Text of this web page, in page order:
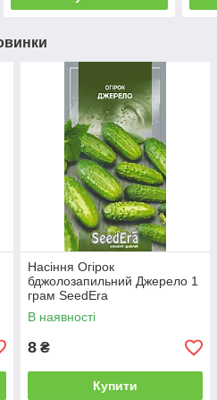
Насіння Огірок
бджолозапильний Джерело 1
грам SeedEra
В наявності
8 ₴
Купити